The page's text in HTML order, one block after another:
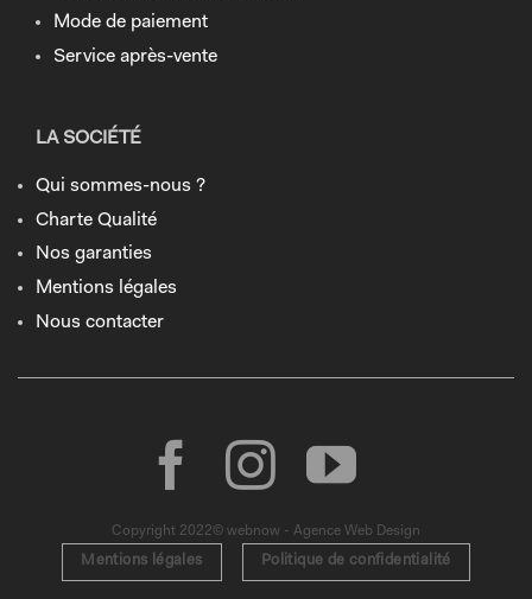
Mode de paiement
Service après-vente
LA SOCIÉTÉ
Qui sommes-nous ?
Charte Qualité
Nos garanties
Mentions légales
Nous contacter
Copyright 2022© webnow - Agence Web Design
Mentions légales Politique de confidentialité